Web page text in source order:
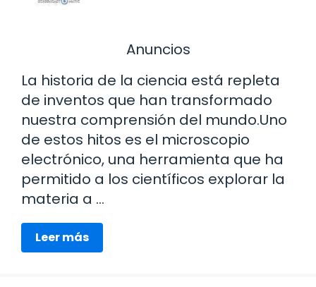
Anuncios
La historia de la ciencia está repleta
de inventos que han transformado
nuestra comprensión del mundo.Uno
de estos hitos es el microscopio
electrónico, una herramienta que ha
permitido a los científicos explorar la
materia a …
Leer más